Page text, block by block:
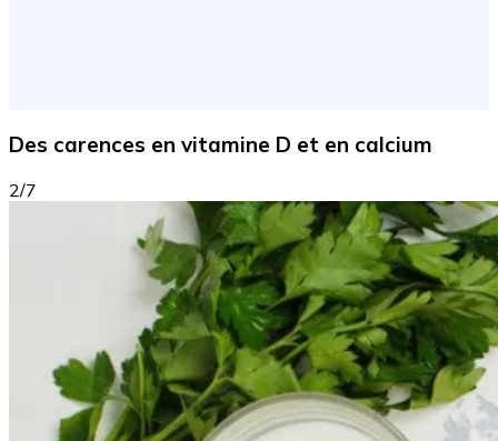
Des carences en vitamine D et en calcium
2/7